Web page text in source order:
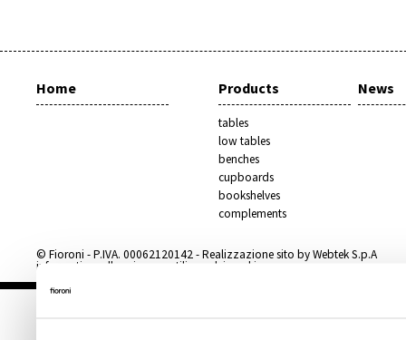
Home Products
tables
low tables
benches
cupboards
bookshelves
complements
News
© Fioroni - P.IVA. 00062120142 -Realizzazione sito by Webtek S.p.A
informativa sulla privacy e utilizzo dei cookie